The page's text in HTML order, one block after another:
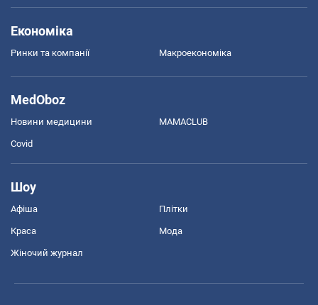
Економіка
Ринки та компанії Макроекономіка
MedOboz
Новини медицини MAMACLUB
Covid
Шоу
Афіша Плітки
Краса Мода
Жіночий журнал